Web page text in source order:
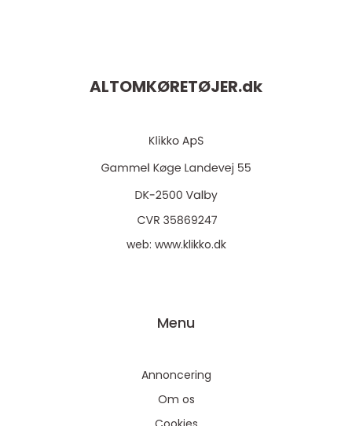
ALTOMKØRETØJER.dk
web: www.klikko.dk
Menu
Annoncering
Om os